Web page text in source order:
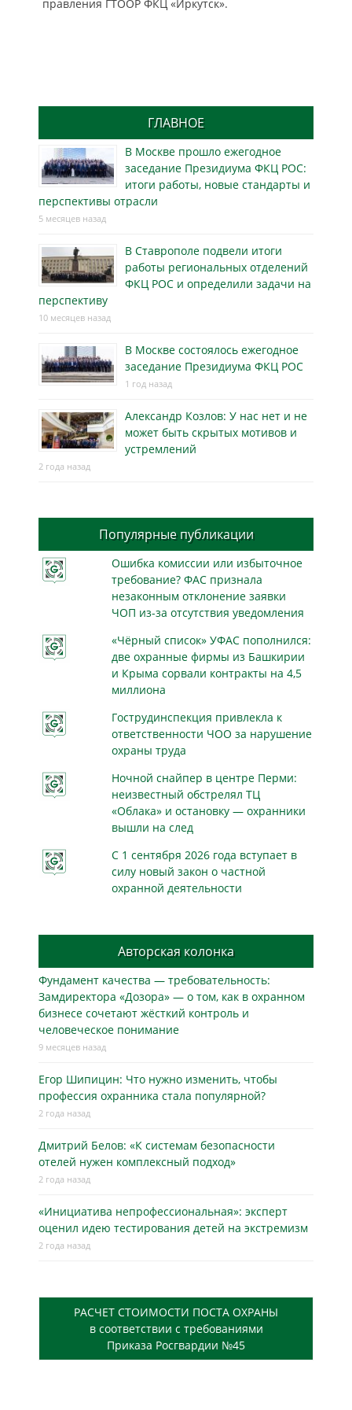
правления ГТООР ФКЦ «Иркутск».
ГЛАВНОЕ
В Москве прошло ежегодное
заседание Президиума ФКЦ РОС:
итоги работы, новые стандарты и
перспективы отрасли
5 месяцев назад
В Ставрополе подвели итоги
работы региональных отделений
ФКЦ РОС и определили задачи на
перспективу
10 месяцев назад
В Москве состоялось ежегодное
заседание Президиума ФКЦ РОС
1 год назад
Александр Козлов: У нас нет и не
может быть скрытых мотивов и
устремлений
2 года назад
Популярные публикации
Ошибка комиссии или избыточное
требование? ФАС признала
незаконным отклонение заявки
ЧОП из-за отсутствия уведомления
«Чёрный список» УФАС пополнился:
две охранные фирмы из Башкирии
и Крыма сорвали контракты на 4,5
миллиона
Гострудинспекция привлекла к
ответственности ЧОО за нарушение
охраны труда
Ночной снайпер в центре Перми:
неизвестный обстрелял ТЦ
«Облака» и остановку — охранники
вышли на след
С 1 сентября 2026 года вступает в
силу новый закон о частной
охранной деятельности
Авторская колонка
Фундамент качества — требовательность:
Замдиректора «Дозора» — о том, как в охранном
бизнесe сочетают жёсткий контроль и
человеческое понимание
9 месяцев назад
Егор Шипицин: Что нужно изменить, чтобы
профессия охранника стала популярной?
2 года назад
Дмитрий Белов: «К системам безопасности
отелей нужен комплексный подход»
2 года назад
«Инициатива непрофессиональная»: эксперт
оценил идею тестирования детей на экстремизм
2 года назад
РАСЧЕТ СТОИМОСТИ ПОСТА ОХРАНЫ
в соответствии с требованиями
Приказа Росгвардии №45